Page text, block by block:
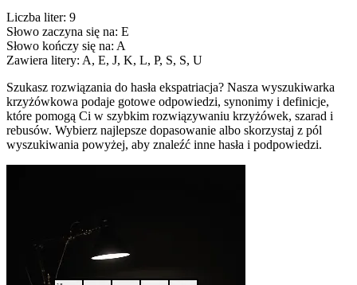
Liczba liter: 9
Słowo zaczyna się na: E
Słowo kończy się na: A
Zawiera litery: A, E, J, K, L, P, S, S, U
Szukasz rozwiązania do hasła ekspatriacja? Nasza wyszukiwarka
krzyżówkowa podaje gotowe odpowiedzi, synonimy i definicje,
które pomogą Ci w szybkim rozwiązywaniu krzyżówek, szarad i
rebusów. Wybierz najlepsze dopasowanie albo skorzystaj z pól
wyszukiwania powyżej, aby znaleźć inne hasła i podpowiedzi.